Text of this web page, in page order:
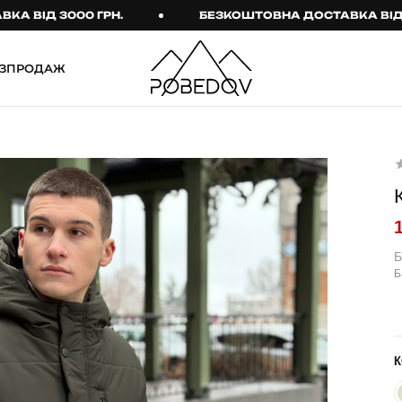
3000 ГРН. БЕЗКОШТОВНА ДОСТАВКА ВІД 3000
Джогери
Карго
Спортивні штани
Лосини
Джинси
КОМПЛЕКТИ
Куртка й штани
Тактичний жіночий
одяг
Тактичний чоловічий
одяг
Тактичні рукавиці
Тактичні шкарпетки
ТЕРМО-КОМПЛЕКТИ
ФУТБОЛКИ І СОРОЧКИ